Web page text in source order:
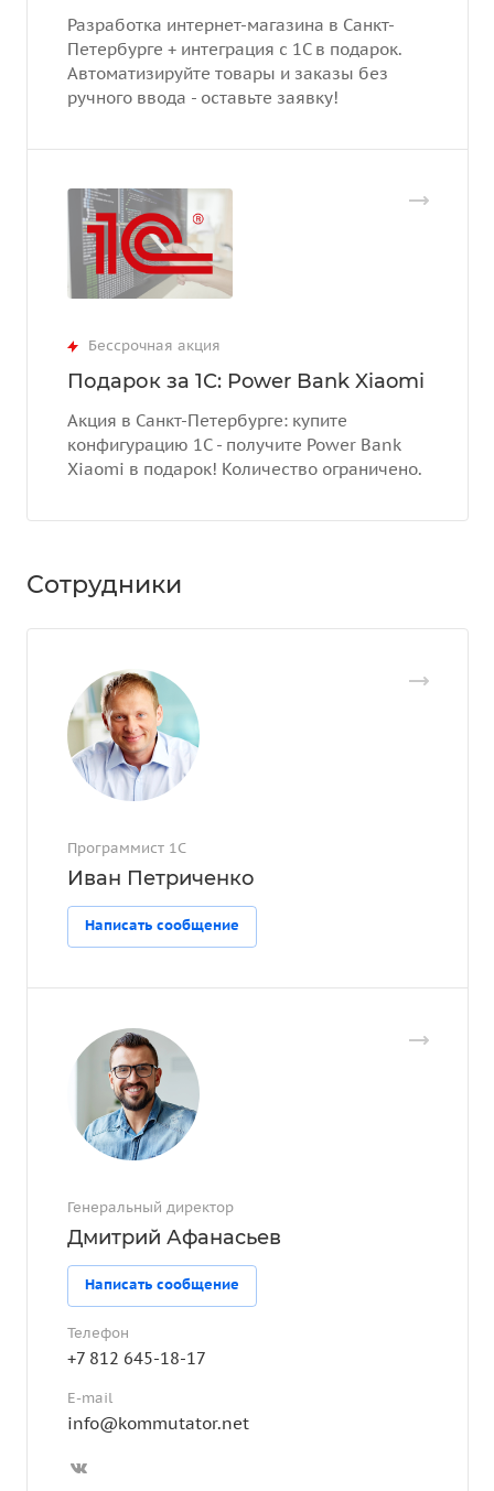
Разработка интернет-магазина в Санкт-
Петербурге + интеграция с 1С в подарок.
Автоматизируйте товары и заказы без
ручного ввода - оставьте заявку!
Бессрочная акция
Подарок за 1С: Power Bank Xiaomi
Акция в Санкт-Петербурге: купите
конфигурацию 1С - получите Power Bank
Xiaomi в подарок! Количество ограничено.
Сотрудники
Программист 1С
Иван Петриченко
Написать сообщение
Генеральный директор
Дмитрий Афанасьев
Написать сообщение
Телефон
+7 812 645-18-17
E-mail
info@kommutator.net